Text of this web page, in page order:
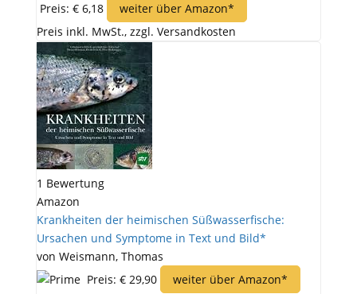
Preis: € 6,18
weiter über Amazon*
Preis inkl. MwSt., zzgl. Versandkosten
1 Bewertung
Amazon
Krankheiten der heimischen Süßwasserfische:
Ursachen und Symptome in Text und Bild*
von Weismann, Thomas
Preis: € 29,90
weiter über Amazon*